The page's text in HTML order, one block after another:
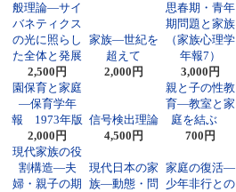
般理論―サイ
バネティクス
の光に照らし
た全体と発展
2,500円
家族―世紀を
超えて
2,000円
思春期・青年
期問題と家族
（家族心理学
年報7）
3,000円
園保育と家庭
―保育学年
報 1973年版
2,000円
信号検出理論
4,500円
親と子の性教
育―教室と家
庭を結ぶ
700円
現代家族の役
割構造―夫
婦・親子の期
現代日本の家
族―動態・問
家庭の復活―
少年非行との